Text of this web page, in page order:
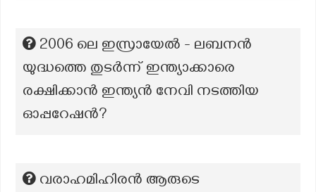
2006 ലെ ഇസ്രായേൽ - ലബനൻ
യുദ്ധത്തെ തുടർന്ന് ഇന്ത്യാക്കാരെ
രക്ഷിക്കാൻ ഇന്ത്യൻ നേവി നടത്തിയ
ഓപ്പറേഷൻ?
വരാഹമിഹിരൻ ആരുടെ